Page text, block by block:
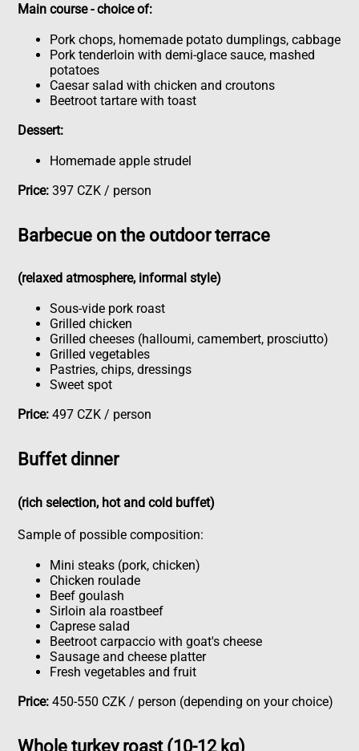
Main course - choice of:
Pork chops, homemade potato dumplings, cabbage
Pork tenderloin with demi-glace sauce, mashed
potatoes
Caesar salad with chicken and croutons
Beetroot tartare with toast
Dessert:
Homemade apple strudel
Price: 397 CZK / person
Barbecue on the outdoor terrace
(relaxed atmosphere, informal style)
Sous-vide pork roast
Grilled chicken
Grilled cheeses (halloumi, camembert, prosciutto)
Grilled vegetables
Pastries, chips, dressings
Sweet spot
Price: 497 CZK / person
Buffet dinner
(rich selection, hot and cold buffet)
Sample of possible composition:
Mini steaks (pork, chicken)
Chicken roulade
Beef goulash
Sirloin ala roastbeef
Caprese salad
Beetroot carpaccio with goat's cheese
Sausage and cheese platter
Fresh vegetables and fruit
Price: 450-550 CZK / person (depending on your choice)
Whole turkey roast (10-12 kg)